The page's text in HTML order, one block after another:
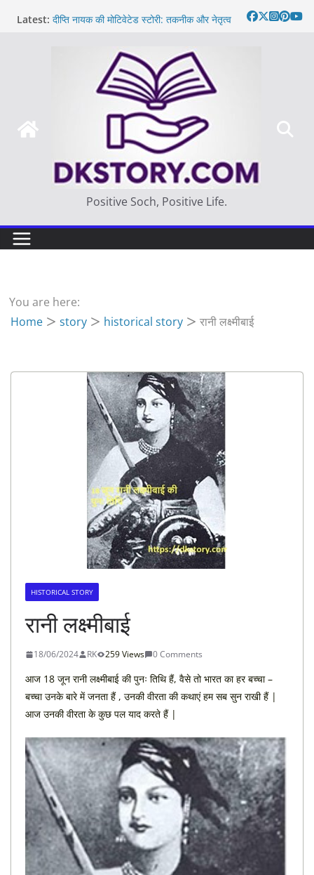
Latest: दीप्ति नायक की मोटिवेटेड स्टोरी: तकनीक और नेतृत्व
Thought of the day
आज का दिन: बदलाव का सही समय |
Positive Soch, Positive Life.
You are here:
Home
story historical story रानी लक्ष्मीबाई
HISTORICAL STORY
रानी लक्ष्मीबाई
18/06/2024 RK 259 Views 0 Comments
आज 18 जून रानी लक्ष्मीबाई की पुनः तिथि हैं, वैसे तो भारत का हर बच्चा –
बच्चा उनके बारे में जनता हैं , उनकी वीरता की कथाएं हम सब सुन राखी हैं |
आज उनकी वीरता के कुछ पल याद करते हैं |